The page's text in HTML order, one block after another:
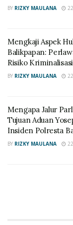
BY RIZKY MAULANA
Mengkaji Aspek
Balikpapan:
Risiko
BY RIZKY MAULANA
Mengapa Jalur
Tujuan Aduan
Insiden Polresta
BY RIZKY MAULANA